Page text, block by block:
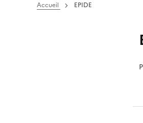
Accueil EPIDE